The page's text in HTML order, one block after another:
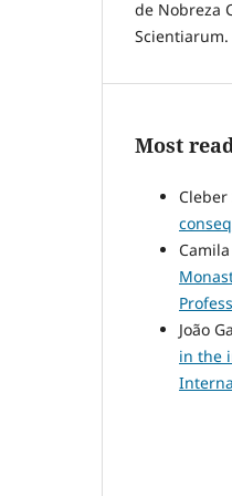
de Nobreza
Scientiarum.
Most
Cleber
João
in the